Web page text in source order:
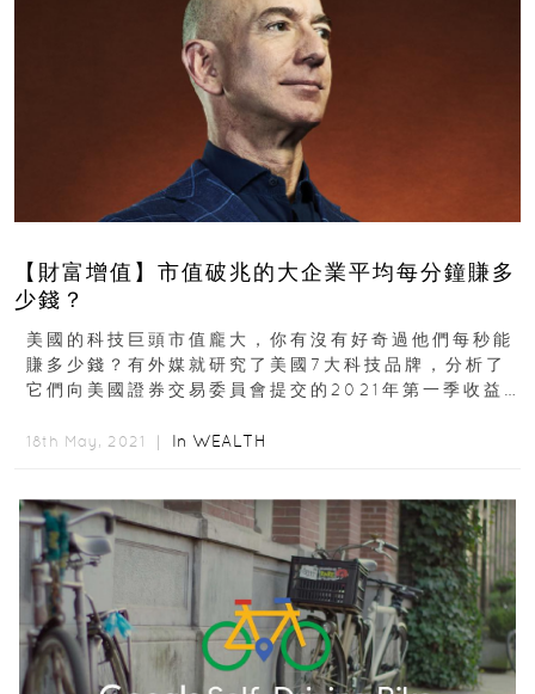
【財富增值】市值破兆的大企業平均每分鐘賺多
少錢？
美國的科技巨頭市值龐大，你有沒有好奇過他們每秒能
賺多少錢？有外媒就研究了美國7大科技品牌，分析了
它們向美國證券交易委員會提交的2021年第一季收益
18th May, 2021 ｜ In WEALTH